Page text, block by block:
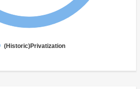
(Historic)Privatization